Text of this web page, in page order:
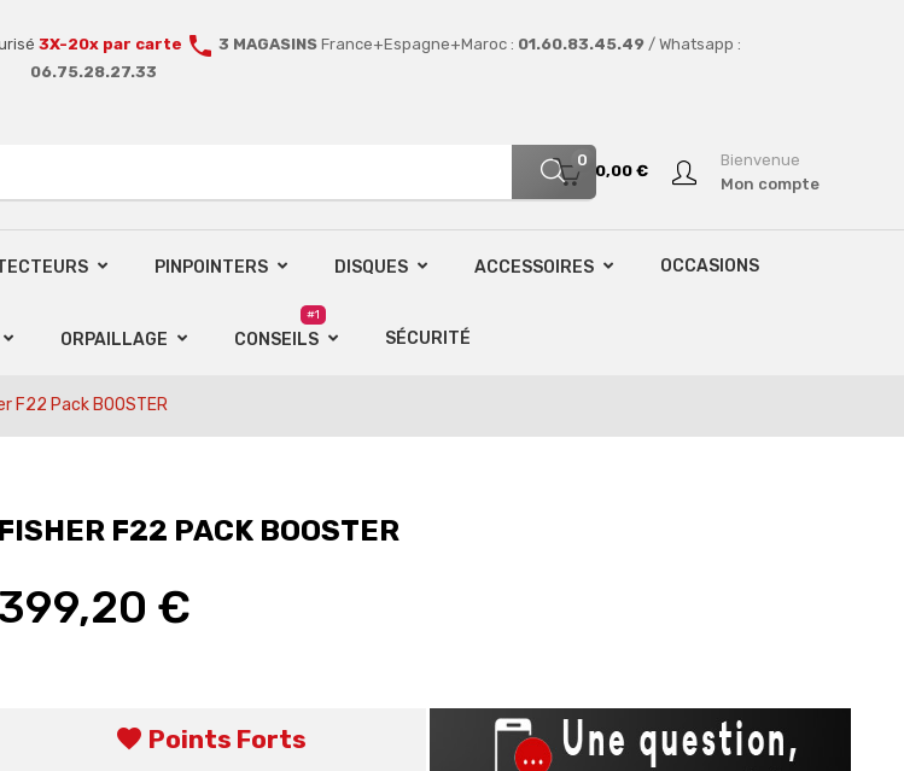
3X-20x par carte call 3 MAGASINS France+Espagne+Maroc : 01.60.83.45.49 / Whatsapp :
06.75.28.27.33
0
0,00 €
Bienvenue
Mon compte
PINPOINTERS DISQUES ACCESSOIRES OCCASIONS
ORPAILLAGE CONSEILS
#1
SÉCURITÉ
F22 Pack BOOSTER
FISHER F22 PACK BOOSTER
€
favorite Points Forts